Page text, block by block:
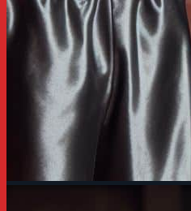
Hôm vừa rồi, có một cô bé
và ngỏ ý muốn đăng ký tập
buổi tập; hẳn em đã mong
vang, phía bên kia đầu
Chị không cho nó tập đâu!
trong vẻ đầy nuối tiếc, còn
trong đó có các bậc phụ